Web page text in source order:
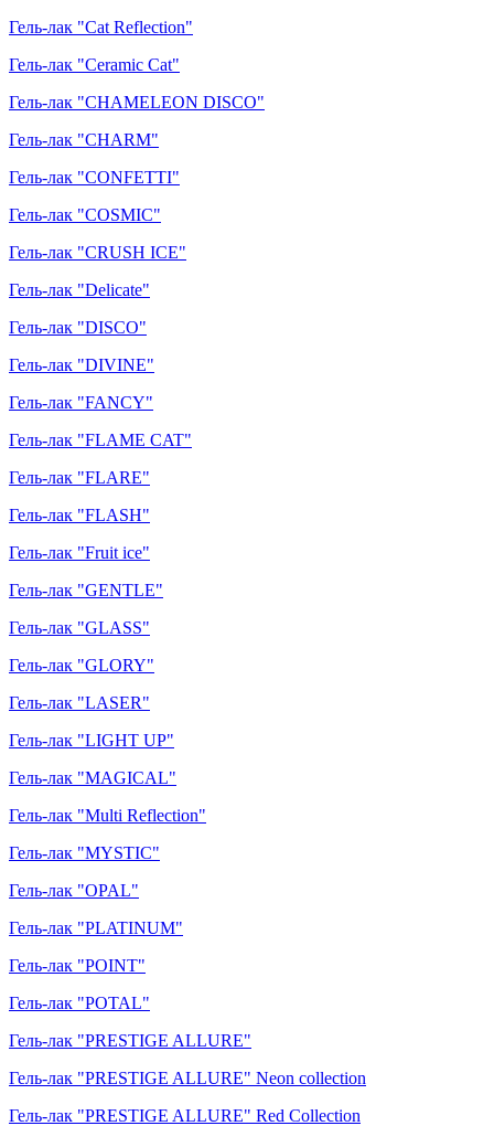
Гель-лак "Cat Reflection"
Гель-лак "Ceramic Cat"
Гель-лак "CHAMELEON DISCO"
Гель-лак "CHARM"
Гель-лак "CONFETTI"
Гель-лак "COSMIC"
Гель-лак "CRUSH ICE"
Гель-лак "Delicate"
Гель-лак "DISCO"
Гель-лак "DIVINE"
Гель-лак "FANCY"
Гель-лак "FLAME CAT"
Гель-лак "FLARE"
Гель-лак "FLASH"
Гель-лак "Fruit ice"
Гель-лак "GENTLE"
Гель-лак "GLASS"
Гель-лак "GLORY"
Гель-лак "LASER"
Гель-лак "LIGHT UP"
Гель-лак "MAGICAL"
Гель-лак "Multi Reflection"
Гель-лак "MYSTIC"
Гель-лак "OPAL"
Гель-лак "PLATINUM"
Гель-лак "POINT"
Гель-лак "POTAL"
Гель-лак "PRESTIGE ALLURE"
Гель-лак "PRESTIGE ALLURE" Neon collection
Гель-лак "PRESTIGE ALLURE" Red Collection